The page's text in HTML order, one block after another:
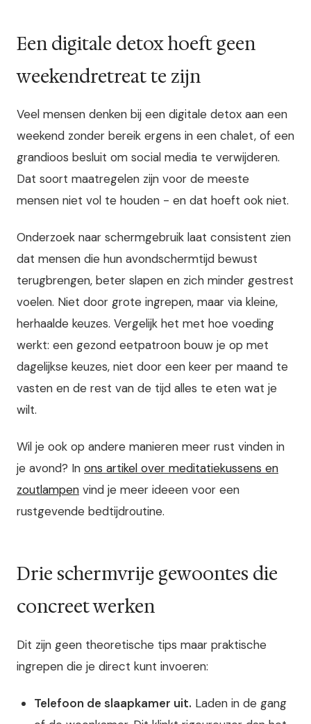
Een digitale detox hoeft geen
weekendretreat te zijn
Veel mensen denken bij een digitale detox aan een
weekend zonder bereik ergens in een chalet, of een
grandioos besluit om social media te verwijderen.
Dat soort maatregelen zijn voor de meeste
mensen niet vol te houden - en dat hoeft ook niet.
Onderzoek naar schermgebruik laat consistent zien
dat mensen die hun avondschermtijd bewust
terugbrengen, beter slapen en zich minder gestrest
voelen. Niet door grote ingrepen, maar via kleine,
herhaalde keuzes. Vergelijk het met hoe voeding
werkt: een gezond eetpatroon bouw je op met
dagelijkse keuzes, niet door een keer per maand te
vasten en de rest van de tijd alles te eten wat je
wilt.
Wil je ook op andere manieren meer rust vinden in
je avond? In ons artikel over meditatiekussens en
zoutlampen vind je meer ideeen voor een
rustgevende bedtijdroutine.
Drie schermvrije gewoontes die
concreet werken
Dit zijn geen theoretische tips maar praktische
ingrepen die je direct kunt invoeren:
Telefoon de slaapkamer uit. Laden in de gang